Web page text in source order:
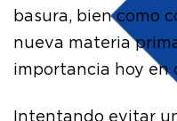
basura, bien como
nueva materia
importancia hoy en
Intentando evitar